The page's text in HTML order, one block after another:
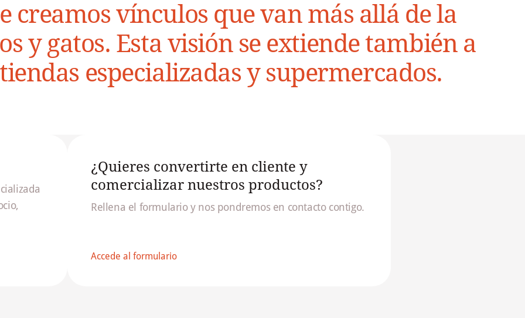
creamos vínculos que van más allá de la
y gatos. Esta visión se extiende también a
especializadas y supermercados.
¿Quieres convertirte en cliente y
comercializar nuestros productos?
Rellena el formulario y nos pondremos en contacto contigo.
Accede al formulario